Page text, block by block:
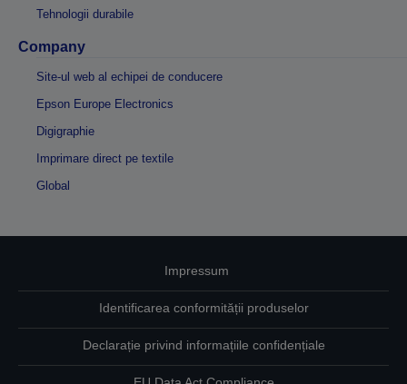
Tehnologii durabile
Company
Site-ul web al echipei de conducere
Epson Europe Electronics
Digigraphie
Imprimare direct pe textile
Global
Impressum
Identificarea conformității produselor
Declarație privind informațiile confidențiale